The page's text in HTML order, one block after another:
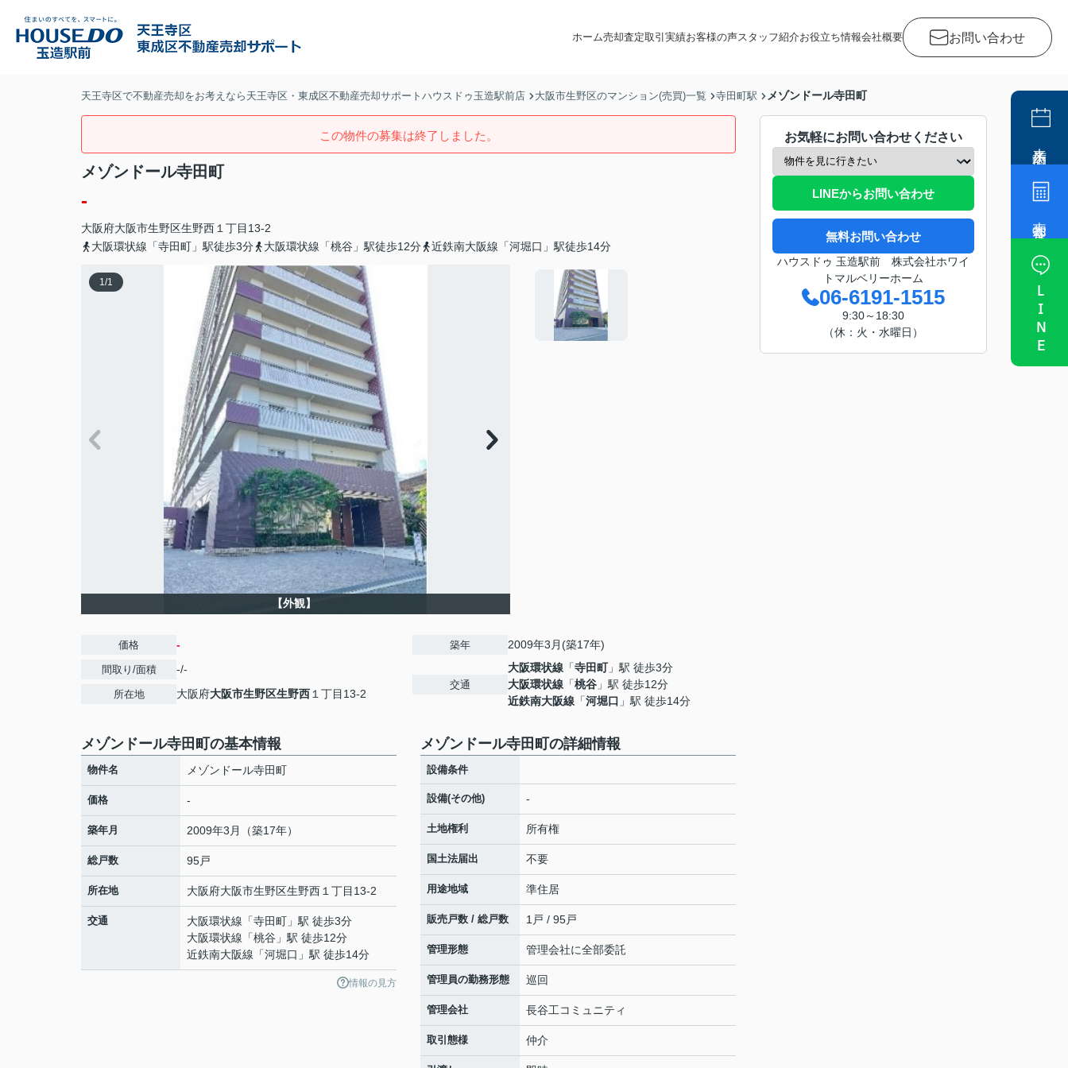
ホーム売却査定取引実績お客様の声スタッフ紹介お役立ち情報会社概要 お問い合わせ
天王寺区で不動産売却をお考えなら天王寺区・東成区不動産売却サポートハウスドゥ玉造駅前店 大阪市生野区のマンション(売買)一覧 寺田町駅 メゾンドール寺田町
この物件の募集は終了しました。
メゾンドール寺田町
-
大阪府大阪市生野区生野西 １丁目13-2
大阪環状線「寺田町」駅徒歩3分
大阪環状線「桃谷」駅徒歩12分 近鉄南大阪線「河堀口」駅徒歩14分
1/1
【外観】
価格 -
間取り/面積 -/-
所在地 大阪府大阪市生野区生野西 １丁目13-2
築年 2009年3月(築17年)
交通
大阪環状線 「寺田町」駅 徒歩3分
大阪環状線 「桃谷 」駅 徒歩12分
近鉄南大阪線 「河堀口 」駅 徒歩14分
メゾンドール寺田町の基本情報
物件名 メゾンドール寺田町
価格 -
築年月 2009年3月（築17年）
総戸数 95戸
所在地 大阪府大阪市生野区生野西 １丁目13-2
交通 大阪環状線 「寺田町 」駅 徒歩3分
大阪環状線 「桃谷 」駅 徒歩12分
近鉄南大阪線 「河堀口 」駅 徒歩14分
情報の見方
メゾンドール寺田町の詳細情報
設備条件
設備(その他) -
土地権利 所有権
国土法届出 不要
用途地域 準住居
販売戸数 / 総戸数 1戸 / 95戸
管理形態 管理会社に全部委託
管理員の勤務形態 巡回
管理会社 長谷工コミュニティ
取引態様 仲介
お気軽にお問い合わせください
LINEからお問い合わせ
無料お問い合わせ
ハウスドゥ 玉造駅前 株式会社ホワイ
トマルベリーホーム
06-6191-1515
9:30～18:30
（休：火・水曜日）
LINE